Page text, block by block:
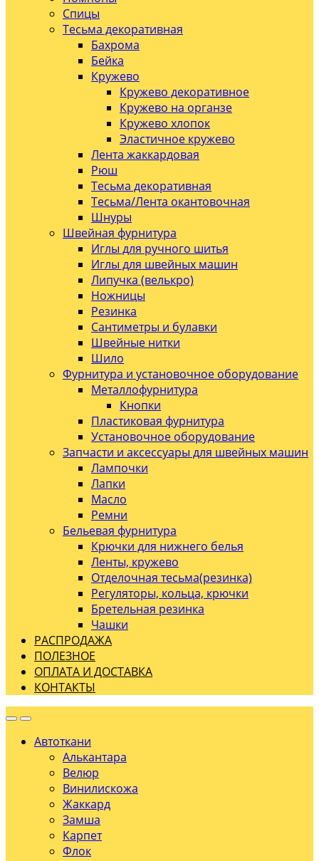
Спицы
Тесьма декоративная
Бахрома
Бейка
Кружево
Кружево декоративное
Кружево на органзе
Кружево хлопок
Эластичное кружево
Лента жаккардовая
Рюш
Тесьма декоративная
Тесьма/Лента окантовочная
Шнуры
Швейная фурнитура
Иглы для ручного шитья
Иглы для швейных машин
Липучка (велькро)
Ножницы
Резинка
Сантиметры и булавки
Швейные нитки
Шило
Фурнитура и установочное оборудование
Металлофурнитура
Кнопки
Пластиковая фурнитура
Установочное оборудование
Запчасти и аксессуары для швейных машин
Лампочки
Лапки
Масло
Ремни
Бельевая фурнитура
Крючки для нижнего белья
Ленты, кружево
Отделочная тесьма(резинка)
Регуляторы, кольца, крючки
Бретельная резинка
Чашки
РАСПРОДАЖА
ПОЛЕЗНОЕ
ОПЛАТА И ДОСТАВКА
КОНТАКТЫ
Автоткани
Алькантара
Велюр
Винилискожа
Жаккард
Замша
Карпет
Флок